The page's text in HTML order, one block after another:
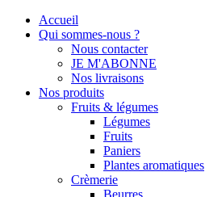
Accueil
Qui sommes-nous ?
Nous contacter
JE M'ABONNE
Nos livraisons
Nos produits
Fruits & légumes
Légumes
Fruits
Paniers
Plantes aromatiques
Crèmerie
Beurres